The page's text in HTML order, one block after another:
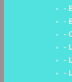
-
-
-
-
-
-